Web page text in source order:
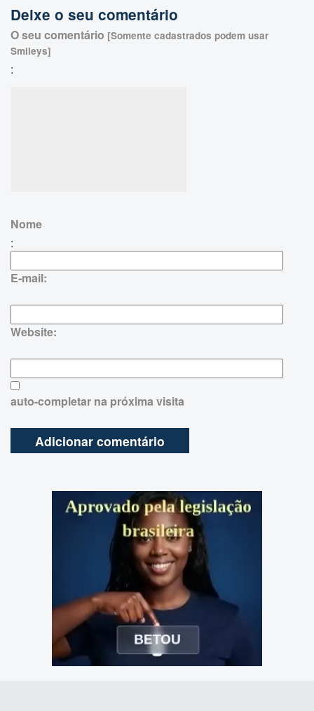
Deixe o seu comentário
O seu comentário [Somente cadastrados podem usar
Smileys]
:
Nome
:
E-mail:
Website:
auto-completar na próxima visita